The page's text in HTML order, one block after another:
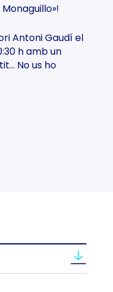
Antoni Gaudí el
h amb un
No us ho